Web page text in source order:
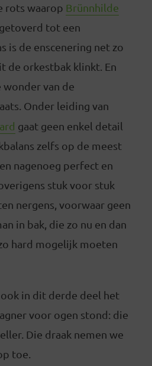
rots waarop Brünnhilde
tot een
is de enscenering net zo
de orkestbak klinkt. En
van de
Onder leiding van
gaat geen enkel detail
zelfs op de meest
nagenoeg perfect en
stuk voor stuk
nergens, voorwaar geen
in bak, die zo nu en dan
hard mogelijk moeten
in dit derde deel het
voor ogen stond: die
Die draak nemen we
toe.